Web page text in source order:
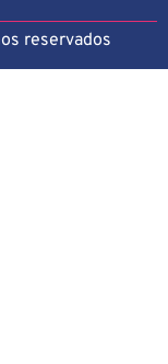
reservados